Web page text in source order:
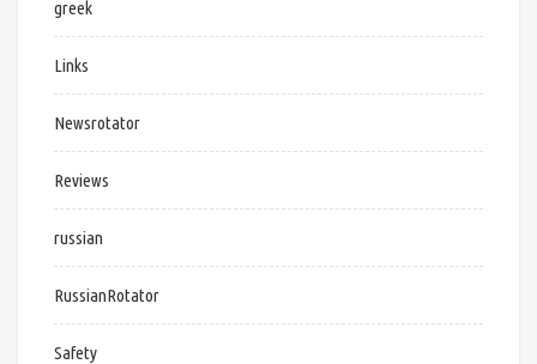
greek
Links
Newsrotator
Reviews
russian
RussianRotator
Safety